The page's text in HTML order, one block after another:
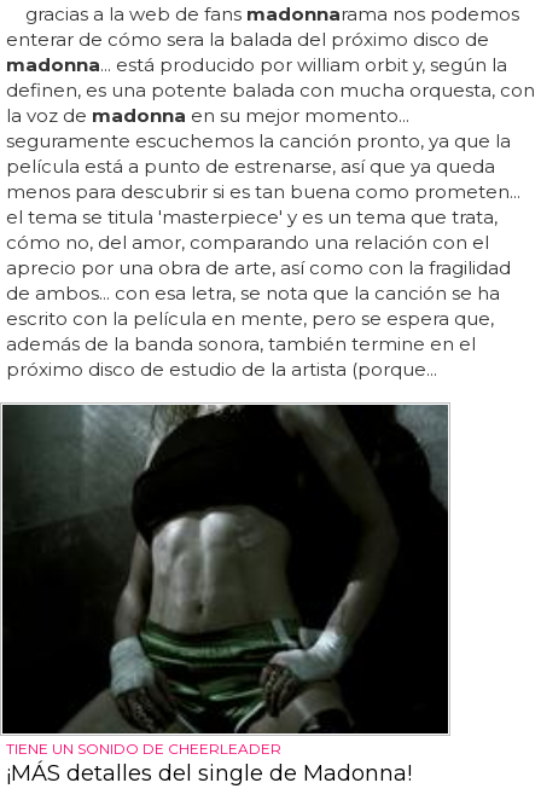
gracias a la web de fans madonnarama nos podemos
enterar de cómo sera la balada del próximo disco de
madonna... está producido por william orbit y, según la
definen, es una potente balada con mucha orquesta, con
la voz de madonna en su mejor momento...
seguramente escuchemos la canción pronto, ya que la
película está a punto de estrenarse, así que ya queda
menos para descubrir si es tan buena como prometen...
el tema se titula 'masterpiece' y es un tema que trata,
cómo no, del amor, comparando una relación con el
aprecio por una obra de arte, así como con la fragilidad
de ambos... con esa letra, se nota que la canción se ha
escrito con la película en mente, pero se espera que,
además de la banda sonora, también termine en el
próximo disco de estudio de la artista (porque...
TIENE UN SONIDO DE CHEERLEADER
¡MÁS detalles del single de Madonna!